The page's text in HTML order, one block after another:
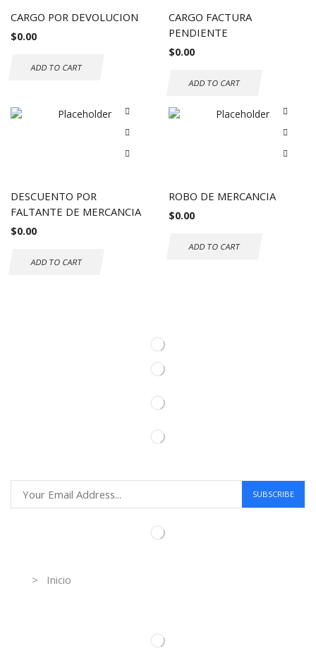
CARGO POR DEVOLUCION
$0.00
ADD TO CART
CARGO FACTURA
PENDIENTE
$0.00
ADD TO CART
DESCUENTO POR
FALTANTE DE MERCANCIA
$0.00
ADD TO CART
ROBO DE MERCANCIA
$0.00
ADD TO CART
> Inicio